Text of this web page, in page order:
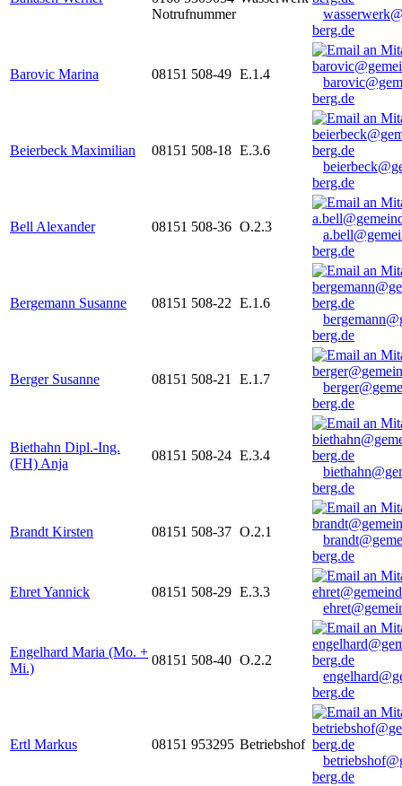
Notrufnummer
berg.de
Barovic Marina 08151 508-49 E.1.4
berg.de
Beierbeck Maximilian 08151 508-18 E.3.6
berg.de
Bell Alexander 08151 508-36 O.2.3
berg.de
Bergemann Susanne 08151 508-22 E.1.6
berg.de
Berger Susanne 08151 508-21 E.1.7
berg.de
Biethahn Dipl.-Ing.
(FH) Anja
08151 508-24 E.3.4
berg.de
Brandt Kirsten 08151 508-37 O.2.1
berg.de
Ehret Yannick 08151 508-29 E.3.3
Engelhard Maria (Mo. +
Mi.)
08151 508-40 O.2.2
berg.de
Ertl Markus 08151 953295 Betriebshof
berg.de